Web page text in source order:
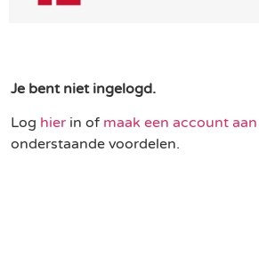
Je bent niet ingelogd.
Log hier in of maak een account aan
onderstaande voordelen.